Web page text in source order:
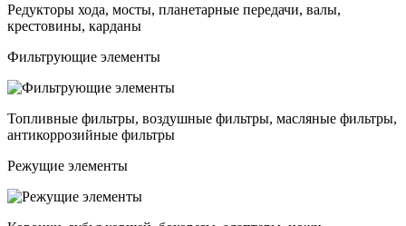
Редукторы хода, мосты, планетарные передачи, валы,
крестовины, карданы
Фильтрующие элементы
Топливные фильтры, воздушные фильтры, масляные фильтры,
антикоррозийные фильтры
Режущие элементы